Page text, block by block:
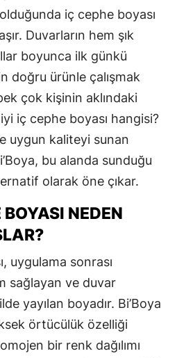
iç cephe boyası
Duvarların hem şık
boyunca ilk günkü
doğru ürünle çalışmak
çok kişinin aklındaki
iç cephe boyası hangisi?
uygun kaliteyi sunan
bu alanda sunduğu
olarak öne çıkar.
NEDEN
uygulama sonrası
sağlayan ve duvar
yayılan boyadır. Bi’Boya
örtücülük özelliği
bir renk dağılımı